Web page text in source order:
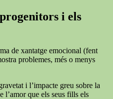
i els
de xantatge emocional (fent
problemes, més o menys
i l’impacte greu sobre la
l’amor que els seus fills els